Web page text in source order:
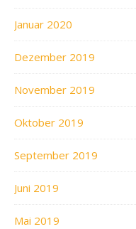
Januar 2020
Dezember 2019
November 2019
Oktober 2019
September 2019
Juni 2019
Mai 2019